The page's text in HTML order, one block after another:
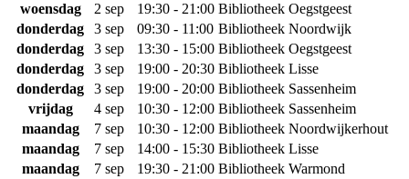
woensdag
2 sep 19:30 - 21:00 Bibliotheek Oegstgeest
donderdag
3 sep 09:30 - 11:00 Bibliotheek Noordwijk
donderdag
3 sep 13:30 - 15:00 Bibliotheek Oegstgeest
donderdag
3 sep 19:00 - 20:30 Bibliotheek Lisse
donderdag
3 sep 19:00 - 20:00 Bibliotheek Sassenheim
vrijdag
4 sep 10:30 - 12:00 Bibliotheek Sassenheim
maandag
7 sep 10:30 - 12:00 Bibliotheek Noordwijkerhout
maandag
7 sep 14:00 - 15:30 Bibliotheek Lisse
maandag
7 sep 19:30 - 21:00 Bibliotheek Warmond